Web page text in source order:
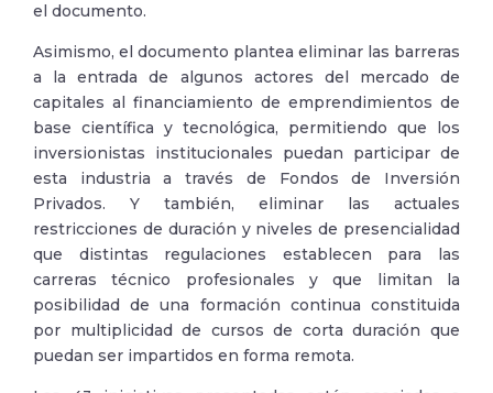
el documento.
Asimismo, el documento plantea eliminar las barreras
a la entrada de algunos actores del mercado de
capitales al financiamiento de emprendimientos de
base científica y tecnológica, permitiendo que los
inversionistas institucionales puedan participar de
esta industria a través de Fondos de Inversión
Privados. Y también, eliminar las actuales
restricciones de duración y niveles de presencialidad
que distintas regulaciones establecen para las
carreras técnico profesionales y que limitan la
posibilidad de una formación continua constituida
por multiplicidad de cursos de corta duración que
puedan ser impartidos en forma remota.